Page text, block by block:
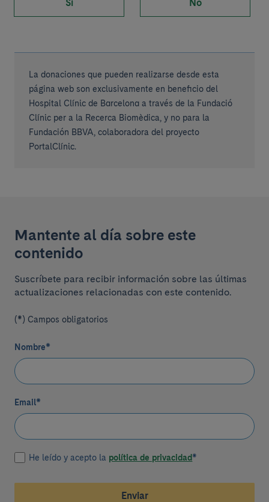
Sí No
La donaciones que pueden realizarse desde esta
página web son exclusivamente en beneficio del
Hospital Clínic de Barcelona a través de la Fundació
Clínic per a la Recerca Biomèdica, y no para la
Fundación BBVA, colaboradora del proyecto
PortalClínic.
Mantente al día sobre este
contenido
Suscríbete para recibir información sobre las últimas
actualizaciones relacionadas con este contenido.
(*) Campos obligatorios
Nombre*
Email*
He leído y acepto la política de privacidad*
Enviar